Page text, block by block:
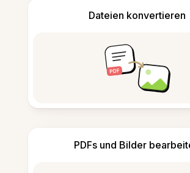
Dateien konvertieren
PDFs und Bilder